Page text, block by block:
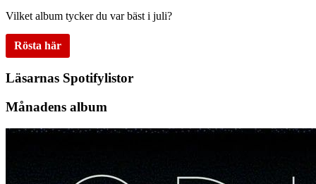
Vilket album tycker du var bäst i juli?
Rösta här
Läsarnas Spotifylistor
Månadens album